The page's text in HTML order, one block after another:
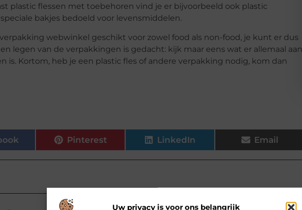
Uw privacy is voor ons belangrijk
plastic flessen met toebehoren vind je er bijvoorbeeld ook plastic
bakjes bedoeld voor levensmiddelen.
webwinkel geschikt voor zowel food als non-food, je kunt er dus
legen van de verpakkingen is gedacht: kijk maar eens wat er allemaal aan
is. Kortom, heb je een plastic fles of andere verpakking nodig, kom dan
Pinterest LinkedIn Email